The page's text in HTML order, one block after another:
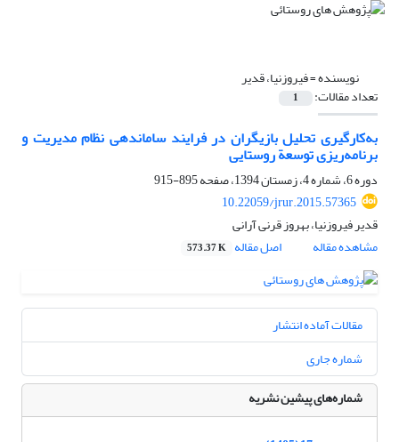
نویسنده =فیروزنیا، قدیر
تعداد مقالات: 1
به‌کارگیری تحلیل بازیگران در فرایند ساماندهی نظام مدیریت و
برنامه‌ریزی توسعة روستایی
دوره 6، شماره 4، زمستان 1394، صفحه
895-915
10.22059/jrur.2015.57365
قدیر فیروزنیا، بهروز قرنی آرانی
مشاهده مقاله
اصل مقاله 573.37 K
مقالات آماده انتشار
شماره جاری
شماره‌های پیشین نشریه